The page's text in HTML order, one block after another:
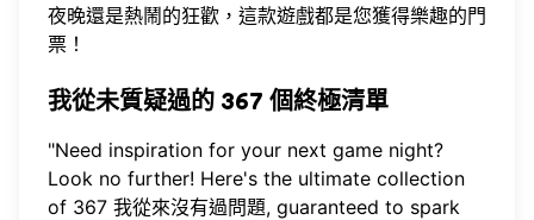
夜晚還是熱鬧的狂歡，這款遊戲都是您獲得樂趣的門
票！
我從未質疑過的 367 個終極清單
"Need inspiration for your next game night?
Look no further! Here's the ultimate collection
of 367 我從來沒有過問題, guaranteed to spark